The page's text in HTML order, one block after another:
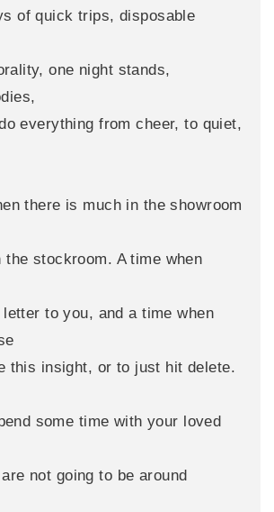
of quick trips, disposable
one night stands,
everything from cheer, to quiet,
there is much in the showroom
the stockroom. A time when
to you, and a time when
this insight, or to just hit delete.
some time with your loved
not going to be around